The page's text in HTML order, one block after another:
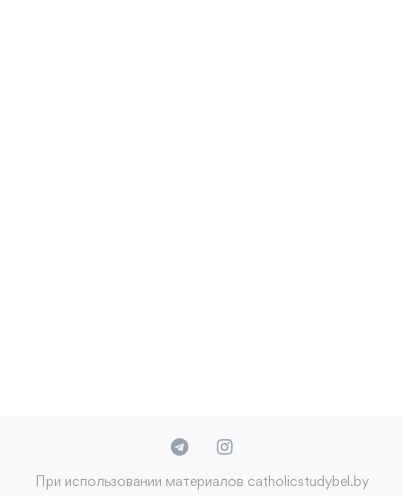
При использовании материалов catholicstudybel.by